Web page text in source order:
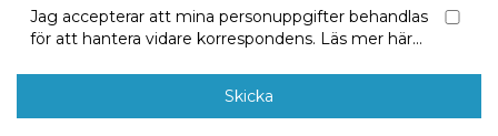
Jag accepterar att mina personuppgifter behandlas
för att hantera vidare korrespondens. Läs mer här...